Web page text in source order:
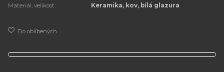
Materiál, velikost:
Keramika, kov, bílá glazura
Do oblíbených